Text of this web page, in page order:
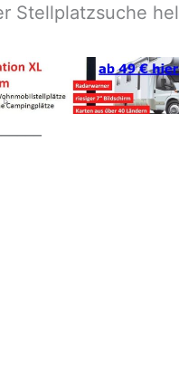
Stellplatzsuche